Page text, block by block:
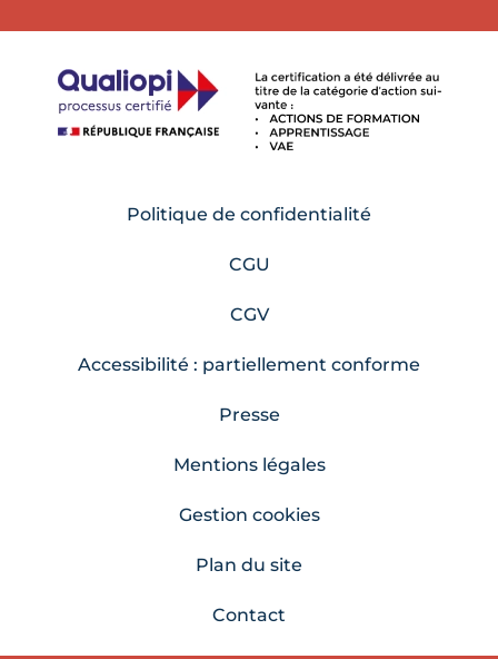
Politique de confidentialité
CGU
CGV
Accessibilité : partiellement conforme
Presse
Mentions légales
Gestion cookies
Plan du site
Contact